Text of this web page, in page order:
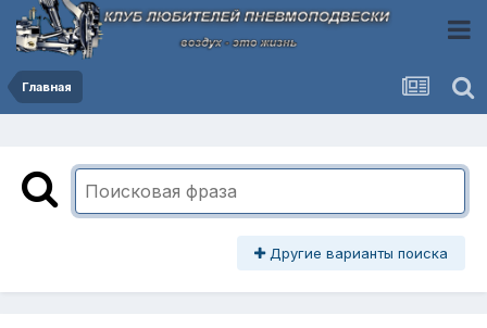
Главная
Другие варианты поиска